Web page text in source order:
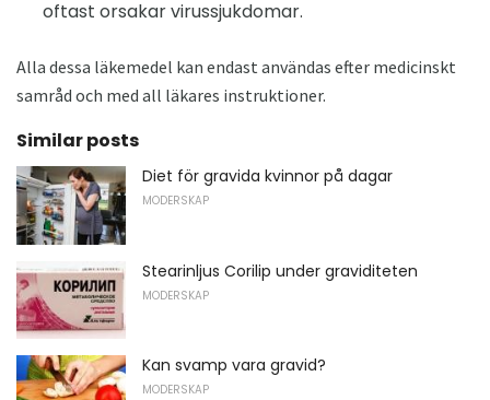
oftast orsakar virussjukdomar.
Alla dessa läkemedel kan endast användas efter medicinskt
samråd och med all läkares instruktioner.
Similar posts
Diet för gravida kvinnor på dagar
MODERSKAP
Stearinljus Corilip under graviditeten
MODERSKAP
Kan svamp vara gravid?
MODERSKAP